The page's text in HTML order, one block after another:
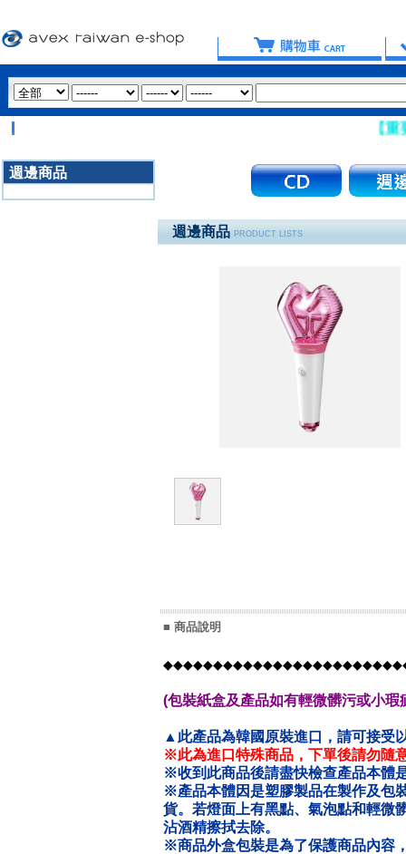
【重要提醒
週邊商品
週邊商品 PRODUCT LISTS
■ 商品說明
(包裝紙盒及產品如有輕微髒污或小
▲此產品為韓國原裝進口，請可接受
※此為進口特殊商品，下單後請勿隨
※收到此商品後請盡快檢查產品本體
※產品本體因是塑膠製品在製作及包
貨。若燈面上有黑點、氣泡點和輕微
沾酒精擦拭去除。
※商品外盒包裝是為了保護商品內容